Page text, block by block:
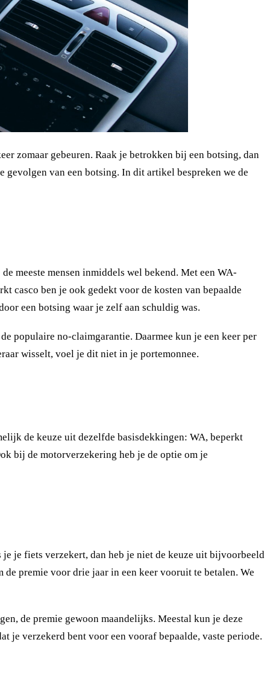
zomaar gebeuren. Raak je betrokken bij een botsing, dan
van een botsing. In dit artikel bespreken we de
meeste mensen inmiddels wel bekend. Met een WA-
casco ben je ook gedekt voor de kosten van bepaalde
een botsing waar je zelf aan schuldig was.
populaire no-claimgarantie. Daarmee kun je een keer per
wisselt, voel je dit niet in je portemonnee.
de keuze uit dezelfde basisdekkingen: WA, beperkt
bij de motorverzekering heb je de optie om je
je fiets verzekert, dan heb je niet de keuze uit bijvoorbeeld
premie voor drie jaar in een keer vooruit te betalen. We
de premie gewoon maandelijks. Meestal kun je deze
je verzekerd bent voor een vooraf bepaalde, vaste periode.